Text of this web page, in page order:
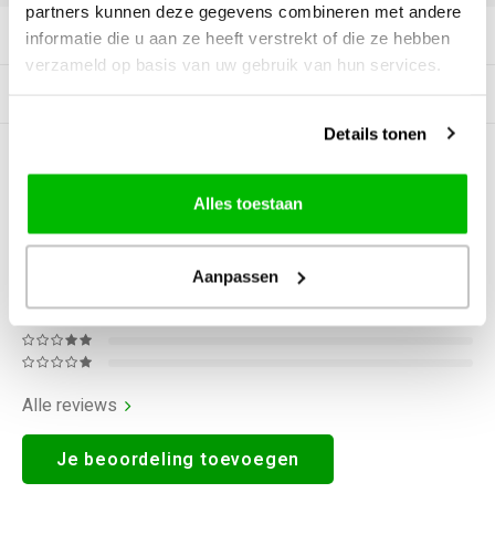
partners kunnen deze gegevens combineren met andere
informatie die u aan ze heeft verstrekt of die ze hebben
verzameld op basis van uw gebruik van hun services.
Details tonen
Alles toestaan
Aanpassen
Productomschrijving
0Reviews
Alle reviews
Je beoordeling toevoegen